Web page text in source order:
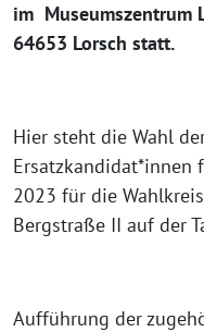
im Museumszentrum
64653 Lorsch statt.
Hier steht die Wahl
Ersatzkandidat*innen
2023 für die
Bergstraße II auf der
Aufführung der